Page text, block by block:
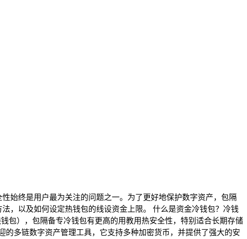
始终是用户最为关注的问题之一。为了更好地保护数字资产，包隔
，以及如何设定热钱包的线设资金上限。 什么是资金冷钱包？冷钱
包），包隔备专冷钱包有更高的用教用热安全性，特别适合长期存储
多链数字资产管理工具，它支持多种加密货币，并提供了强大的安